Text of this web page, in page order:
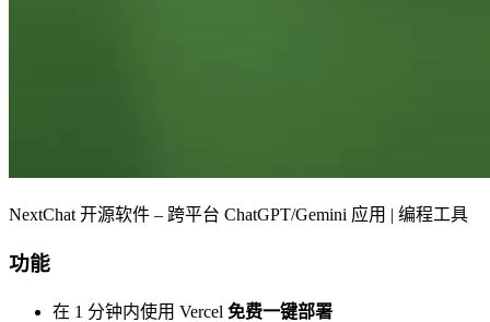
NextChat 开源软件 – 跨平台 ChatGPT/Gemini 应用 | 编程工具
功能
在 1 分钟内使用 Vercel 免费一键部署